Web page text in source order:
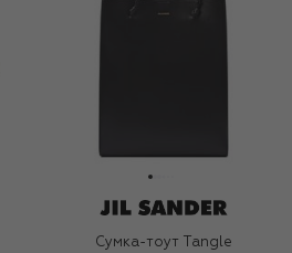
Сумка-тоут Tangle